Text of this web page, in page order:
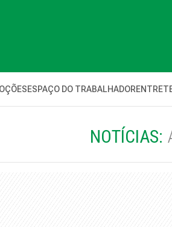
ESPAÇO DO TRABALHADOR
NOTÍCIAS: